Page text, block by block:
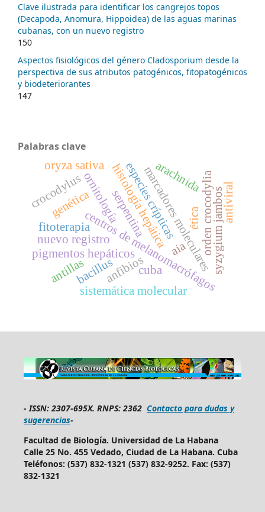
Clave ilustrada para identificar los cangrejos topos
(Decapoda, Anomura, Hippoidea) de las aguas marinas
cubanas, con un nuevo registro
150
Aspectos fisiológicos del género Cladosporium desde la
perspectiva de sus atributos patogénicos, fitopatogénicos
y biodeteriorantes
147
Palabras clave
histología hepática
centros de melanomacrófagos
pigmentos hepáticos
anfibios
ornitología
cuba
genética marcadores moleculares
crocodylus
sistemática molecular
especies crípticas orden crocodylia
serpentina syzygium jambos
nuevo registro
arachnida
antillas
antiviral
fitoterapia ética
aia
oryza sativa
bacillus
- ISSN: 2307-695X. RNPS: 2362 Contacto para dudas y
sugerencias-
Facultad de Biología. Universidad de La Habana
Calle 25 No. 455 Vedado, Ciudad de La Habana. Cuba
Teléfonos: (537) 832-1321 (537) 832-9252. Fax: (537)
832-1321